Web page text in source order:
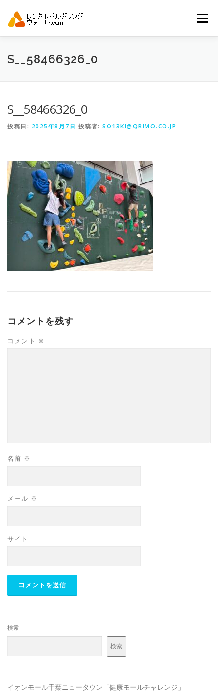
メニュー
トップ 自動見積り
S__58466326_0
S__58466326_0
投稿日: 2025年8月7日 投稿者: SO13KI@QRIMO.CO.JP
コメントを残す
コメント ※
名前 ※
メール ※
サイト
検索
検索
イオンモール千葉ニュータウン「健康モールチャレンジ」